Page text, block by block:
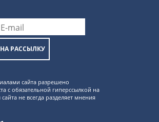
РАССЫЛКУ
сайта разрешено
с обязательной гиперссылкой на
не всегда разделяет мнения